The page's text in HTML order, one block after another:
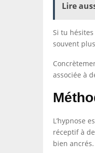
Lire
Si tu
souvent
associée à
L’hypnose
réceptif à
bien ancrés.